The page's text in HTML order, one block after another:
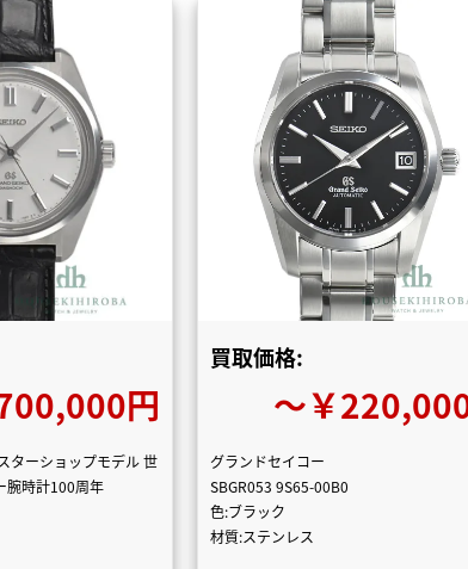
円
ターショップモデル 世
腕時計100周年
買取価格:
〜￥
グランドセイコー
SBGR053 9S65-00B0
色:ブラック
材質:ステンレス